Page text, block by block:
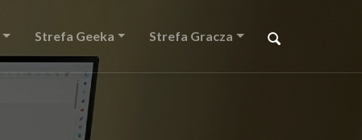
Strefa Geeka Strefa Gracza